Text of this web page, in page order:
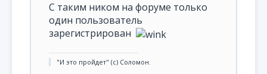
С таким ником на форуме только
один пользователь
зарегистрирован
"И это пройдет" (с) Соломон.